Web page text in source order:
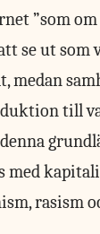
”som
ut som
medan
till
rasism